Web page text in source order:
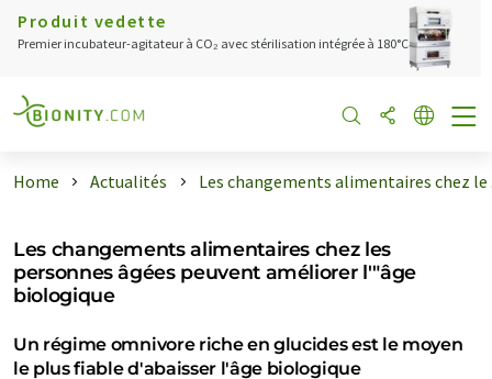
Produit vedette
Premier incubateur-agitateur à CO₂ avec stérilisation intégrée à 180°C
Home Actualités Les changements alimentaires chez le
Les changements alimentaires chez les
personnes âgées peuvent améliorer l'"âge
biologique
Un régime omnivore riche en glucides est le moyen
le plus fiable d'abaisser l'âge biologique